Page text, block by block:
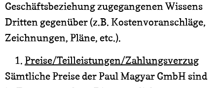
Geschäftsbeziehung zugegangenen Wissens
Dritten gegenüber (z.B. Kostenvoranschläge,
Zeichnungen, Pläne, etc.).
Preise/Teilleistungen/Zahlungsverzug
Sämtliche Preise der Paul Magyar GmbH sind